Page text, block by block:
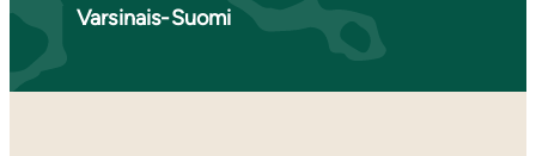
Varsinais-Suomi